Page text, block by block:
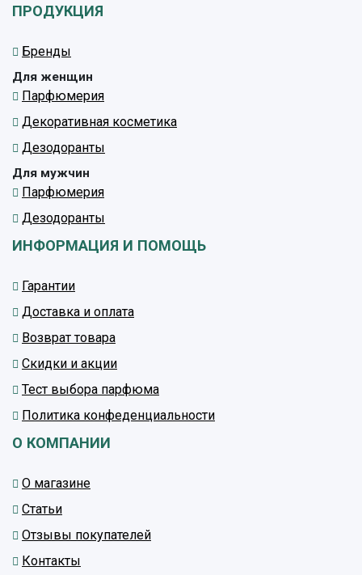
ПРОДУКЦИЯ
Бренды
Для женщин
Парфюмерия
Декоративная косметика
Дезодоранты
Для мужчин
Парфюмерия
Дезодоранты
ИНФОРМАЦИЯ И ПОМОЩЬ
Гарантии
Доставка и оплата
Возврат товара
Скидки и акции
Тест выбора парфюма
Политика конфеденциальности
О КОМПАНИИ
О магазине
Статьи
Отзывы покупателей
Контакты